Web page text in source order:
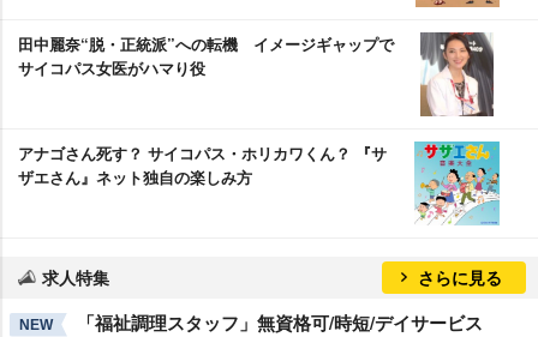
田中麗奈“脱・正統派”への転機 イメージギャップで
サイコパス女医がハマり役
アナゴさん死す？ サイコパス・ホリカワくん？ 『サ
ザエさん』ネット独自の楽しみ方
求人特集 さらに見る
NEW 「福祉調理スタッフ」無資格可/時短/デイサービス